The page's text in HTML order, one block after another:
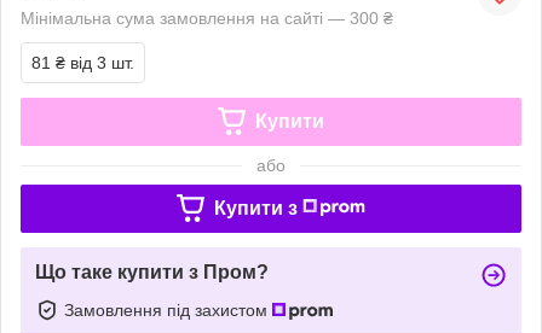
Мінімальна сума замовлення на сайті — 300 ₴
81 ₴ від 3 шт.
Купити
або
Купити з
Що таке купити з Пром?
Замовлення під захистом